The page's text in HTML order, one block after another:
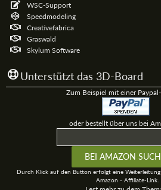
WSC-Support
Speedmodeling
Creativefabrica
Graswald
Skylum Software
Unterstützt das 3D-Board
Zum Beispiel mit einer
oder bestellt über uns bei
Durch Klick auf den Button erfolgt eine
Amazon - Affiliate-Link.